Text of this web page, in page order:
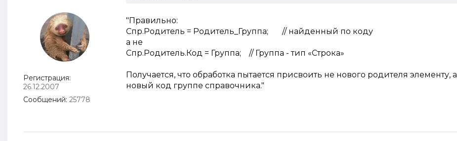
Регистрация:
26.12.2007
Сообщений: 25778
"Правильно:
Спр.Родитель = Родитель_Группа; // найденный по коду
а не
Спр.Родитель.Код = Группа; // Группа - тип «Строка»
Получается, что обработка пытается присвоить не нового родителя элементу, а
новый код группе справочника."